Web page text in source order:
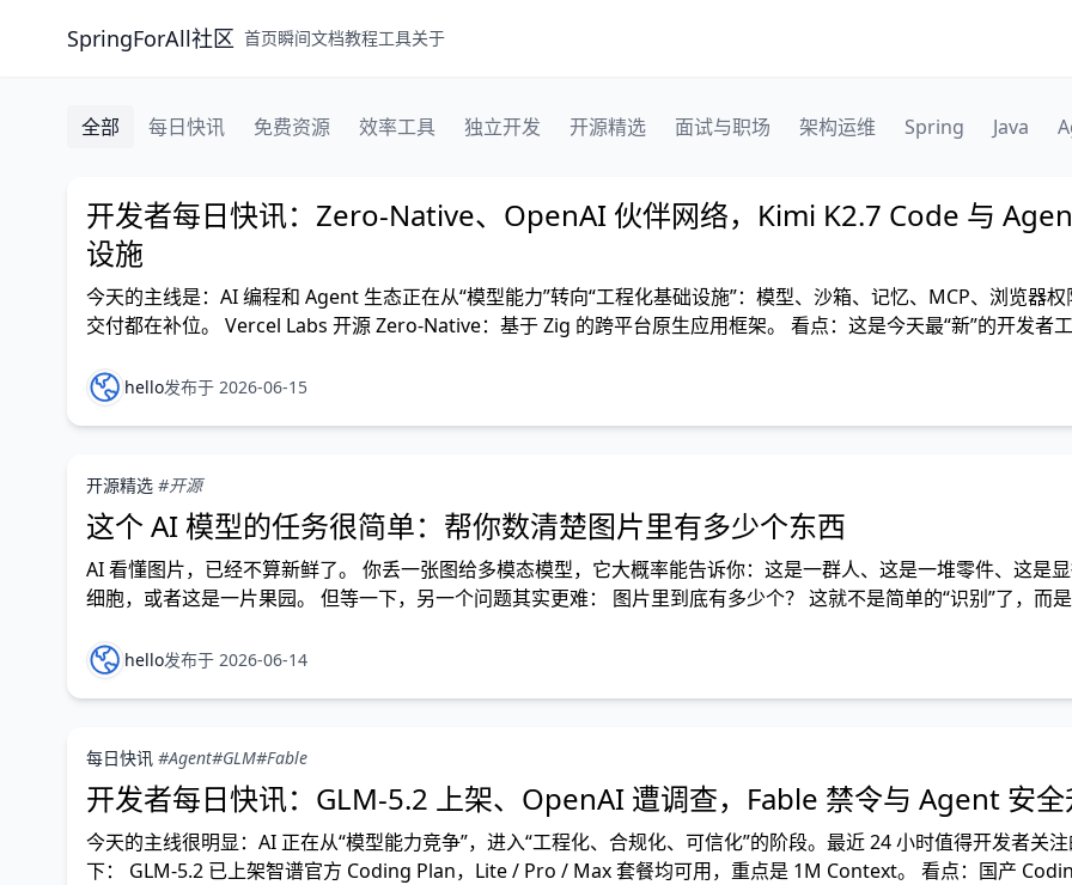
SpringForAll社区 首页瞬间文档教程工具关于
全部 每日快讯 免费资源 效率工具 独立开发 开源精选 面试与职场 架构运维 Spring Java
开发者每日快讯：Zero-Native、OpenAI 伙伴网络，Kimi K2.7 Code 与
设施
今天的主线是：AI 编程和 Agent 生态正在从“模型能力”转向“工程化基础设施”：模型、沙箱、记忆、MCP、浏览器
交付都在补位。 Vercel Labs 开源 Zero-Native：基于 Zig 的跨平台原生应用框架。 看点：这是今天最“新”的开发者
hello发布于 2026-06-15
开源精选 #开源
这个 AI 模型的任务很简单：帮你数清楚图片里有多少个东西
AI 看懂图片，已经不算新鲜了。 你丢一张图给多模态模型，它大概率能告诉你：这是一群人、这是一堆零件、这是
细胞，或者这是一片果园。 但等一下，另一个问题其实更难： 图片里到底有多少个？ 这就不是简单的“识别”了，而
hello发布于 2026-06-14
每日快讯 #Agent#GLM#Fable
开发者每日快讯：GLM-5.2 上架、OpenAI 遭调查，Fable 禁令与 Agent 安
今天的主线很明显：AI 正在从“模型能力竞争”，进入“工程化、合规化、可信化”的阶段。最近 24 小时值得开发者关
下： GLM-5.2 已上架智谱官方 Coding Plan，Lite / Pro / Max 套餐均可用，重点是 1M Context。 看点：国产